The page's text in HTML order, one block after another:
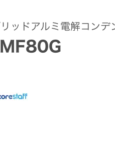
ッドアルミ電解コンデ